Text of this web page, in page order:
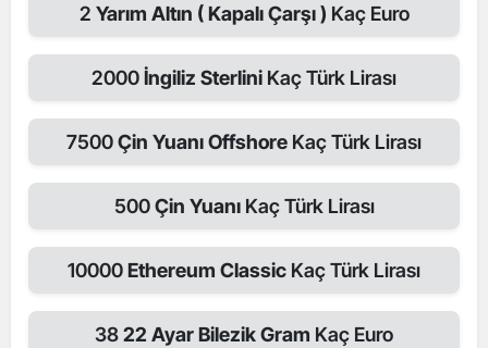
2 Yarım Altın ( Kapalı Çarşı ) Kaç Euro
2000İngiliz Sterlini Kaç Türk Lirası
7500Çin Yuanı Offshore Kaç Türk Lirası
500Çin YuanıKaç Türk Lirası
10000Ethereum Classic Kaç Türk Lirası
3822 Ayar Bilezik Gram Kaç Euro